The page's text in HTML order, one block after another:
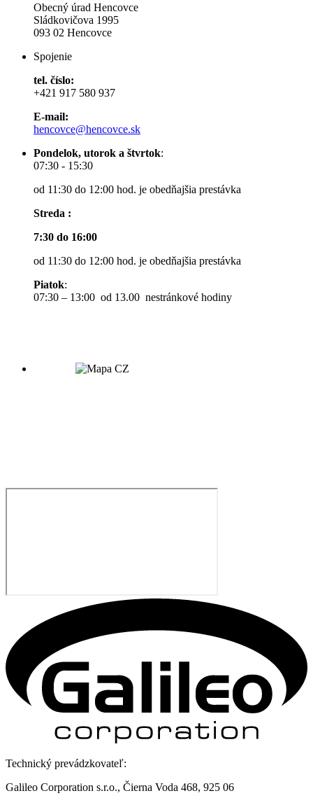
Obecný úrad Hencovce
Sládkovičova 1995
093 02 Hencovce
Spojenie
tel. číslo:
+421 917 580 937
E-mail:
hencovce@hencovce.sk
Pondelok, utorok a štvrtok:
07:30 - 15:30
od 11:30 do 12:00 hod. je obedňajšia prestávka
Streda :
7:30 do 16:00
od 11:30 do 12:00 hod. je obedňajšia prestávka
Piatok:
07:30 – 13:00 od 13.00 nestránkové hodiny
Technický prevádzkovateľ:
Galileo Corporation s.r.o., Čierna Voda 468, 925 06